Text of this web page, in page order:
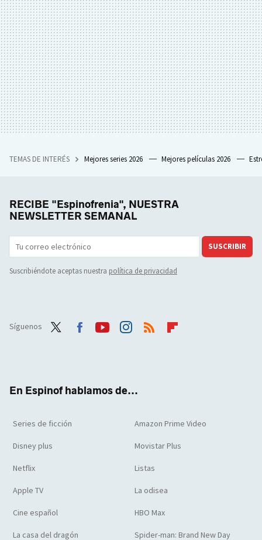
TEMAS DE INTERÉS Mejores series 2026 Mejores películas 2026
RECIBE "Espinofrenia", NUESTRA
NEWSLETTER SEMANAL
SUSCRIBIR
Suscribiéndote aceptas nuestra política de privacidad
Síguenos
En Espinof hablamos de...
Series de ficción Amazon Prime Video
Disney plus Movistar Plus
Netflix Listas
Apple TV La odisea
Cine español HBO Max
La casa del dragón Spider-man: Brand New Day